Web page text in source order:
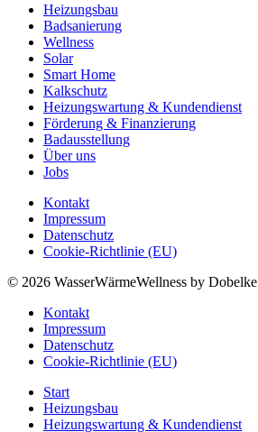
Heizungsbau
Badsanierung
Wellness
Solar
Smart Home
Kalkschutz
Heizungswartung & Kundendienst
Förderung & Finanzierung
Badausstellung
Über uns
Jobs
Kontakt
Impressum
Datenschutz
Cookie-Richtlinie (EU)
© 2026 WasserWärmeWellness by Dobelke
Kontakt
Impressum
Datenschutz
Cookie-Richtlinie (EU)
Start
Heizungsbau
Heizungswartung & Kundendienst